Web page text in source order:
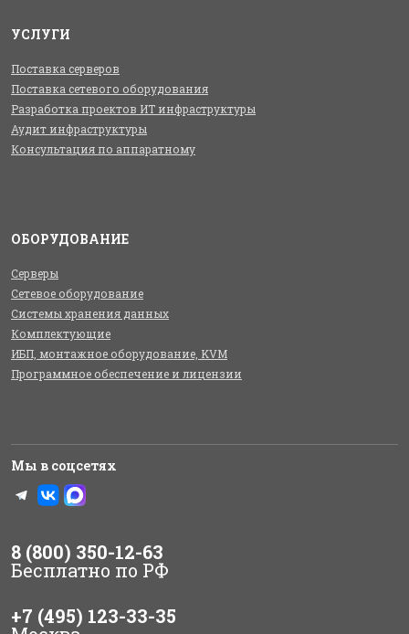
УСЛУГИ
Поставка серверов
Поставка сетевого оборудования
Разработка проектов ИТ инфраструктуры
Аудит инфраструктуры
Консультация по аппаратному
ОБОРУДОВАНИЕ
Серверы
Сетевое оборудование
Системы хранения данных
Комплектующие
ИБП, монтажное оборудование, KVM
Программное обеспечение и лицензии
Мы в соцсетях
8 (800) 350-12-63
Бесплатно по РФ
+7 (495) 123-33-35